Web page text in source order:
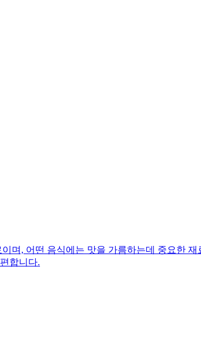
며, 어떤 음식에는 맛을 가름하는데 중요한
합니다.